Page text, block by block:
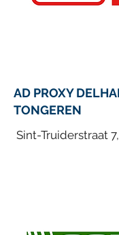
AD PROXY
TONGEREN
Sint-Truiderstraat